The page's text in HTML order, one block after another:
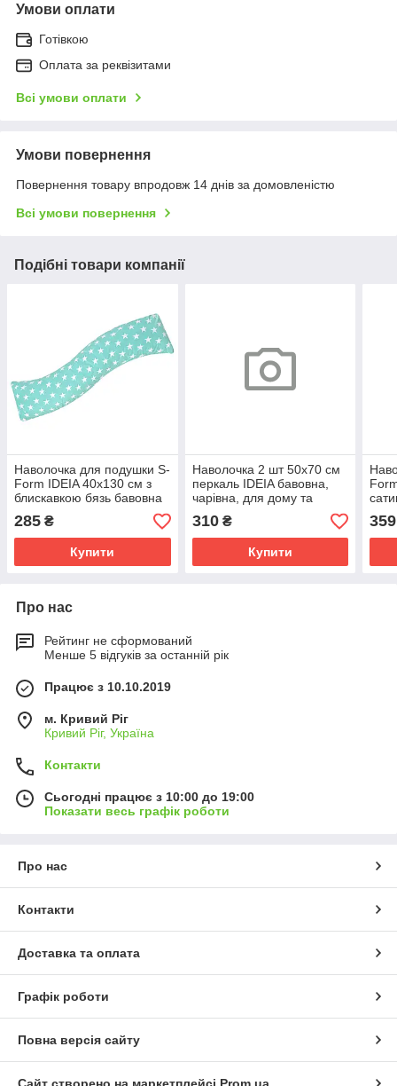
Умови оплати
Готівкою
Оплата за реквізитами
Всі умови оплати
Умови повернення
Повернення товару впродовж 14 днів за домовленістю
Всі умови повернення
Подібні товари компанії
Наволочка для подушки S-
Form IDEIA 40х130 см з
блискавкою бязь бавовна
м'ята натуральна тканина
285 ₴
Купити
Наволочка 2 шт 50х70 см
перкаль IDEIA бавовна,
чарівна, для дому та
готелів, набір наволочок
білій
310₴
Купити
359
Про нас
Рейтинг не сформований
Менше 5 відгуків за останній рік
Працює з 10.10.2019
м. Кривий Ріг
Кривий Ріг, Україна
Контакти
Сьогодні працює з 10:00 до 19:00
Показати весь графік роботи
Про нас
Контакти
Доставка та оплата
Графік роботи
Повна версія сайту